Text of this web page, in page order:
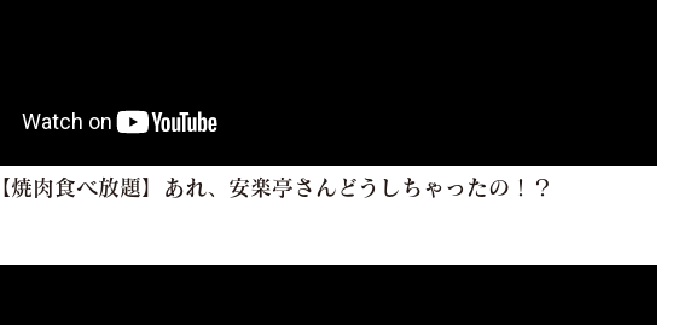
【焼肉食べ放題】あれ、安楽亭さんどうしちゃったの！？